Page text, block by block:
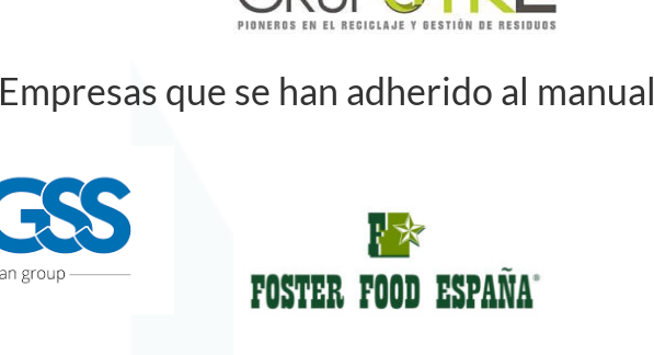
Empresas que se han adherido al manual